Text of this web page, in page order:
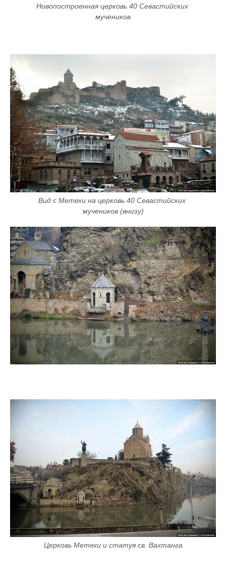
Новопостроенная церковь 40 Севастийских
мучеников
Вид с Метехи на церковь 40 Севастийских
мучеников (внизу)
Церковь Метехи и статуя св. Вахтанга